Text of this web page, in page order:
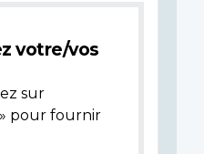
votre/vos
sur
pour fournir